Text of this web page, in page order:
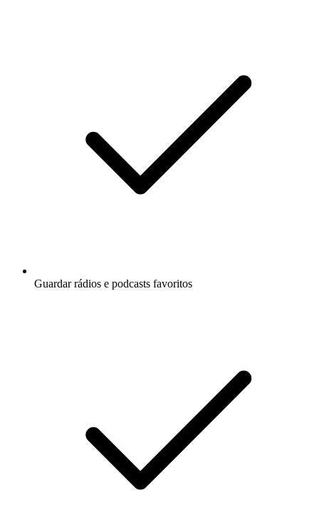
Guardar rádios e podcasts favoritos